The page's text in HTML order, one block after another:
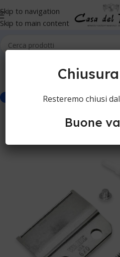
Skip to navigation
Skip to main content
Resteremo chiusi
Buone